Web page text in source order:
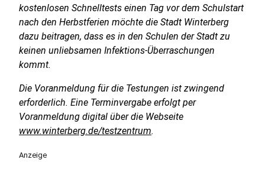
kostenlosen Schnelltests einen Tag vor dem Schulstart
nach den Herbstferien möchte die Stadt Winterberg
dazu beitragen, dass es in den Schulen der Stadt zu
keinen unliebsamen Infektions-Überraschungen
kommt.
Die Voranmeldung für die Testungen ist zwingend
erforderlich. Eine Terminvergabe erfolgt per
Voranmeldung digital über die Webseite
www.winterberg.de/testzentrum.
Anzeige